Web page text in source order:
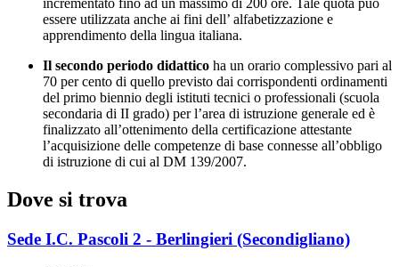
essere utilizzata anche ai fini dell’ alfabetizzazione e
apprendimento della lingua italiana.
Il secondo periodo didattico ha un orario complessivo pari al
70 per cento di quello previsto dai corrispondenti ordinamenti
del primo biennio degli istituti tecnici o professionali (scuola
secondaria di II grado) per l’area di istruzione generale ed è
finalizzato all’ottenimento della certificazione attestante
l’acquisizione delle competenze di base connesse all’obbligo
di istruzione di cui al DM 139/2007.
Dove si trova
Sede I.C. Pascoli 2 - Berlingieri (Secondigliano)